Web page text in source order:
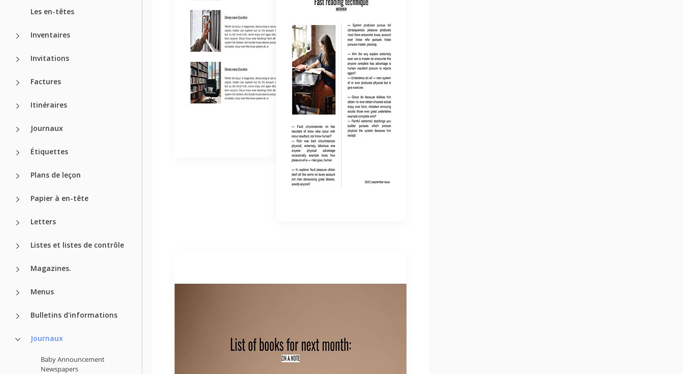
Les en-têtes
Inventaires
Invitations
Factures
Itinéraires
Journaux
Étiquettes
Plans de leçon
Papier à en-tête
Letters
Listes et listes de contrôle
Magazines.
Menus
Bulletins d'informations
Journaux
Baby Announcement
Newspapers